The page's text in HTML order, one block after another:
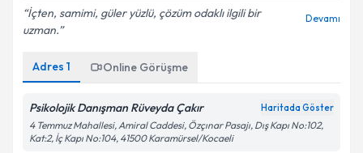
E-posta Adresiniz
Kişisel verilerimin işlenmesine ilişkinAydınlatma
Metni'ni okudum ve kişisel verilerimin belirtilen
kapsamda işlenmesini kabul ediyorum.
İçten, samimi, güler yüzlü, çözüm odaklı ilgili bir
uzman.
Devamı
Adres 1 Online Görüşme
Psikolojik Danışman Rüveyda Çakır Haritada Göster
4 Temmuz Mahallesi, Amiral Caddesi, Özçınar Pasajı, Dış Kapı No:102,
Kat:2, İç Kapı No:104, 41500 Karamürsel/Kocaeli